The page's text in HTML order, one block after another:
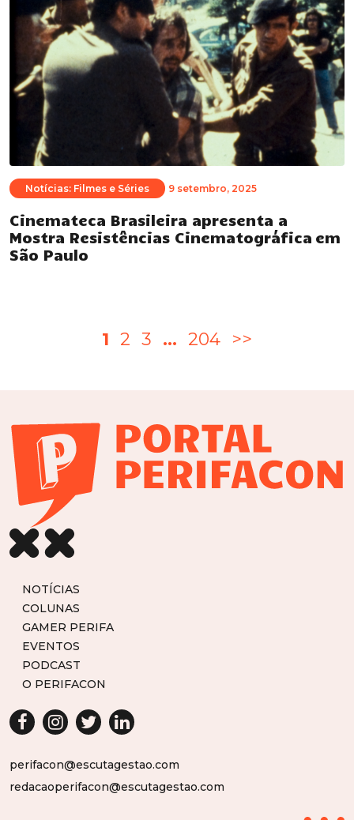
Notícias: Filmes e Séries 9 setembro, 2025
Cinemateca Brasileira apresenta a
Mostra Resistências Cinematográfica em
São Paulo
Paginação
1 2 3 … 204 >>
NOTÍCIAS
COLUNAS
GAMER PERIFA
EVENTOS
PODCAST
O PERIFACON
perifacon@escutagestao.com
redacaoperifacon@escutagestao.com